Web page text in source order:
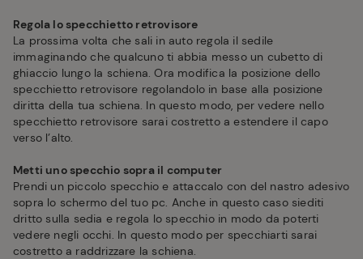
Regola lo specchietto retrovisore
La prossima volta che sali in auto regola il sedile
immaginando che qualcuno ti abbia messo un cubetto di
ghiaccio lungo la schiena. Ora modifica la posizione dello
specchietto retrovisore regolandolo in base alla posizione
diritta della tua schiena. In questo modo, per vedere nello
specchietto retrovisore sarai costretto a estendere il capo
verso l’alto.
Metti uno specchio sopra il computer
Prendi un piccolo specchio e attaccalo con del nastro adesivo
sopra lo schermo del tuo pc. Anche in questo caso siediti
dritto sulla sedia e regola lo specchio in modo da poterti
vedere negli occhi. In questo modo per specchiarti sarai
costretto a raddrizzare la schiena.